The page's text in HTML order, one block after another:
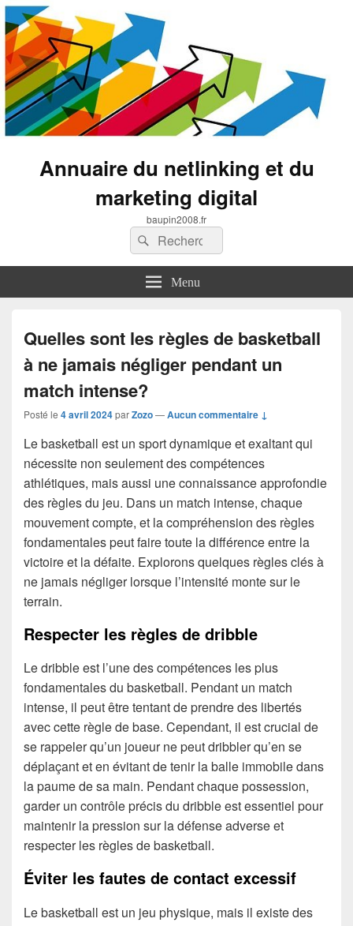
Annuaire du netlinking et du
marketing digital
baupin2008.fr
Recherche :
Rechercher
Menu
Quelles sont les règles de basketball
à ne jamais négliger pendant un
match intense?
Posté le 4 avril 2024parZozo—Aucun commentaire ↓
Le basketball est un sport dynamique et exaltant qui
nécessite non seulement des compétences
athlétiques, mais aussi une connaissance approfondie
des règles du jeu. Dans un match intense, chaque
mouvement compte, et la compréhension des règles
fondamentales peut faire toute la différence entre la
victoire et la défaite. Explorons quelques règles clés à
ne jamais négliger lorsque l’intensité monte sur le
terrain.
Respecter les règles de dribble
Le dribble est l’une des compétences les plus
fondamentales du basketball. Pendant un match
intense, il peut être tentant de prendre des libertés
avec cette règle de base. Cependant, il est crucial de
se rappeler qu’un joueur ne peut dribbler qu’en se
déplaçant et en évitant de tenir la balle immobile dans
la paume de sa main. Pendant chaque possession,
garder un contrôle précis du dribble est essentiel pour
maintenir la pression sur la défense adverse et
respecter les règles de basketball.
Éviter les fautes de contact excessif
Le basketball est un jeu physique, mais il existe des